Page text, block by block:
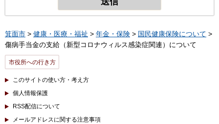
箕面市 > 健康・医療・福祉 > 年金・保険 > 国民健康保険について >
傷病手当金の支給（新型コロナウィルス感染症関連）について
市役所への行き方
このサイトの使い方・考え方
個人情報保護
RSS配信について
メールアドレスに関する注意事項